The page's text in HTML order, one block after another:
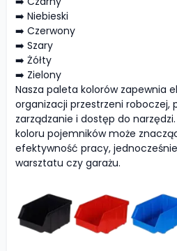
➡️ Niebieski
➡️ Czerwony
➡️ Szary
➡️ Żółty
➡️ Zielony
Nasza paleta kolorów zapewnia
organizacji przestrzeni roboczej,
zarządzanie i dostęp do
koloru pojemników może
efektywność pracy,
warsztatu czy garażu.